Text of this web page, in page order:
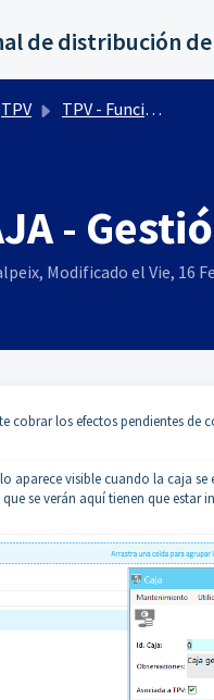
TPV TPV - Funcionalidad
-
Modificado el Vie, 16
cobrar los efectos pendientes de
aparece visible cuando la caja
se verán aquí tienen que